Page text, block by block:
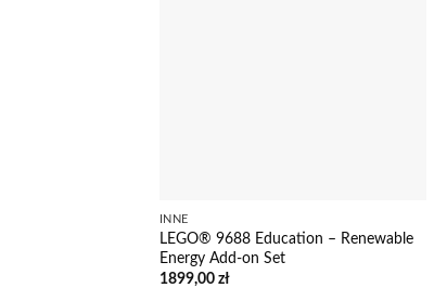
INNE
LEGO® 9688 Education – Renewable
Energy Add-on Set
1899,00 zł